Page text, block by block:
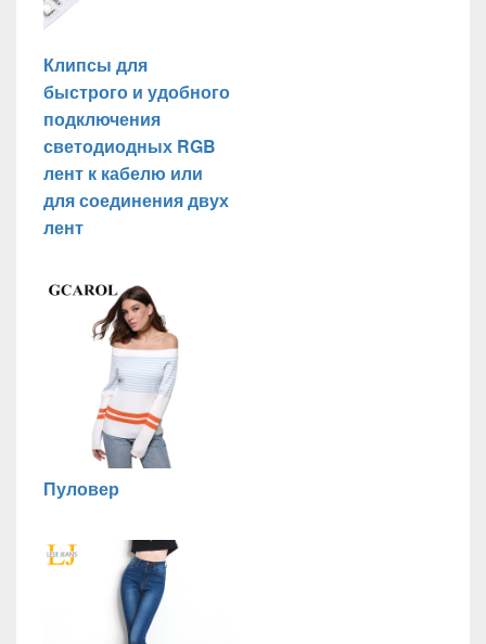
Клипсы для
быстрого и удобного
подключения
светодиодных RGB
лент к кабелю или
для соединения двух
лент
Пуловер